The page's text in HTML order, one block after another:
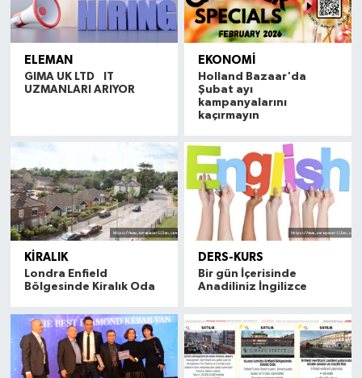
ELEMAN
GIMA UK LTD IT
UZMANLARI ARIYOR
EKONOMI
Holland Bazaar'da
Şubat ayı
kampanyalarını
kaçırmayın
KIRALIK
Londra Enfield
Bölgesinde Kiralık Oda
DERS-KURS
Bir gün İçerisinde
Anadiliniz İngilizce